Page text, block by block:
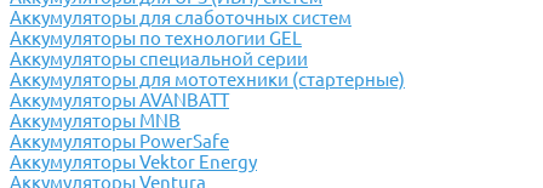
Аккумуляторы для слаботочных систем
Аккумуляторы по технологии GEL
Аккумуляторы специальной серии
Аккумуляторы для мототехники (стартерные)
Аккумуляторы AVANBATT
Аккумуляторы MNB
Аккумуляторы PowerSafe
Аккумуляторы Vektor Energy
Аккумуляторы Ventura